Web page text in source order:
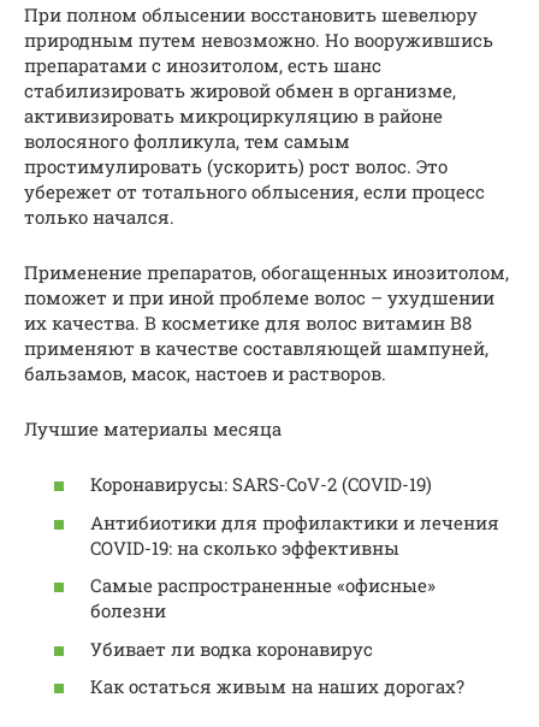
При полном облысении восстановить шевелюру
природным путем невозможно. Но вооружившись
препаратами с инозитолом, есть шанс
стабилизировать жировой обмен в организме,
активизировать микроциркуляцию в районе
волосяного фолликула, тем самым
простимулировать (ускорить) рост волос. Это
убережет от тотального облысения, если процесс
только начался.
Применение препаратов, обогащенных инозитолом,
поможет и при иной проблеме волос – ухудшении
их качества. В косметике для волос витамин В8
применяют в качестве составляющей шампуней,
бальзамов, масок, настоев и растворов.
Лучшие материалы месяца
Коронавирусы: SARS-CoV-2 (COVID-19)
Антибиотики для профилактики и лечения
COVID-19: на сколько эффективны
Самые распространенные «офисные»
болезни
Убивает ли водка коронавирус
Как остаться живым на наших дорогах?